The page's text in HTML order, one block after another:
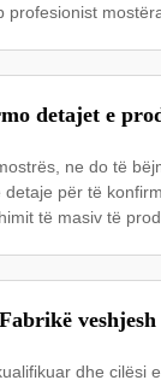
profesionist
detajet e
ne do të
për të
të masiv të
Fabrikë veshjesh
dhe cilësi